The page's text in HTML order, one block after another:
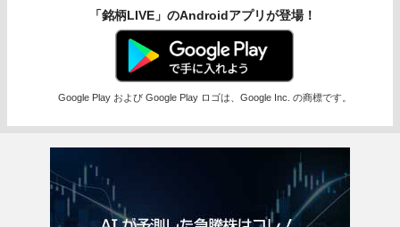
「銘柄LIVE」のAndroidアプリが登場！
Google Play および Google Play ロゴは、Google Inc. の商標です。